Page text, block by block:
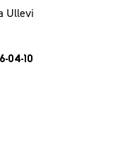
04-10
Ullevi